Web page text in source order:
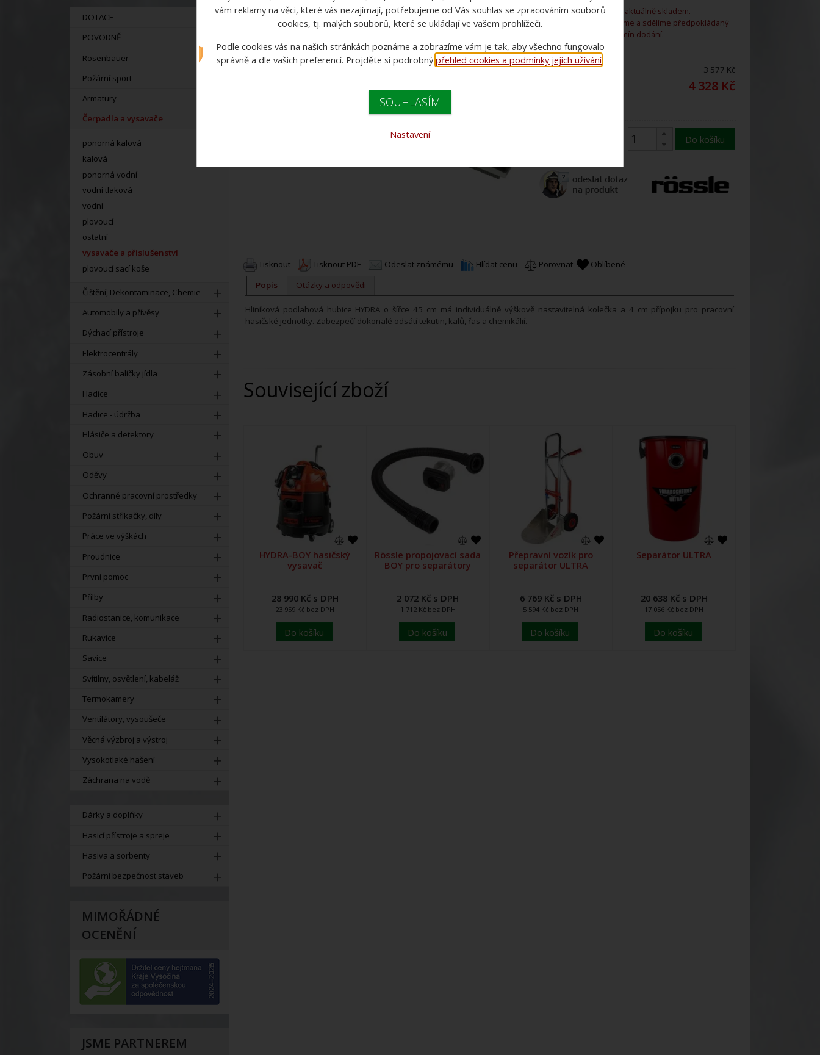
DOTACE
POVODNĚ
Rosenbauer
Požární sport
Armatury
Čerpadla a vysavače
ponorná kalová
kalová
ponorná vodní
vodní tlaková
vodní
plovoucí
ostatní
vysavače a příslušenství
plovoucí sací koše
Čištění, Dekontaminace, Chemie
Automobily a přívěsy
Dýchací přístroje
Elektrocentrály
Zásobní balíčky jídla
Hadice
Hadice - údržba
Hlásiče a detektory
Obuv
Oděvy
Ochranné pracovní prostředky
Požární stříkačky, díly
Práce ve výškách
Proudnice
První pomoc
Přilby
Radiostanice, komunikace
Rukavice
Savice
Svítilny, osvětlení, kabeláž
Termokamery
Ventilátory, vysoušeče
Věcná výzbroj a výstroj
Vysokotlaké hašení
Záchrana na vodě
Dárky a doplňky
Hasicí přístroje a spreje
Hasiva a sorbenty
Požární bezpečnost staveb
MIMOŘÁDNÉ
OCENĚNÍ
JSME PARTNEREM
Zboží není aktuálně skladem.
Rádi vám ho objednáme a sdělíme předpokládaný
termín dodání.
Cena bez DPH: 3 577 Kč
4 328 Kč
Do košíku
Tisknout Tisknout PDF Odeslat známému Hlídat cenu Porovnat
Oblíbené
Popis
Otázky a odpovědi
Hliníková podlahová hubice HYDRA o šířce 45 cm má individuálně výškově nastavitelná kolečka a 4 cm přípojku pro pracovní
hasičské jednotky. Zabezpečí dokonalé odsátí tekutin, kalů, řas a chemikálií.
Související zboží
HYDRA-BOY hasičský
vysavač
28 990 Kč s DPH
23 959 Kč bez DPH
Do košíku
Rössle propojovací sada
BOY pro separátory
2 072 Kč s DPH
1 712 Kč bez DPH
Do košíku
Přepravní vozík pro
separátor ULTRA
6 769 Kč s DPH
5 594 Kč bez DPH
Do košíku
Separátor ULTRA
20 638 Kč s DPH
17 056 Kč bez DPH
Do košíku
vám reklamy na věci, které vás nezajímají, potřebujeme od Vás souhlas se zpracováním souborů
cookies, tj. malých souborů, které se ukládají ve vašem prohlížeči.
Podle cookies vás na našich stránkách poznáme a zobrazíme vám je tak, aby všechno fungovalo
správně a dle vašich preferencí. Projděte si podrobnýpřehled cookies a podmínky jejich užívání
SOUHLASÍM
Nastavení